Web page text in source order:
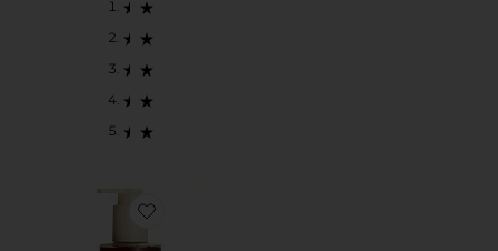
Favorite Black Pepper + Ginger Grounding Body Wash